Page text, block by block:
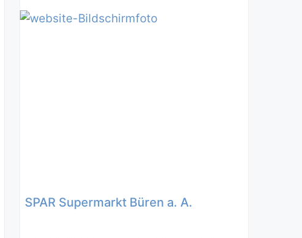
SPAR Supermarkt Büren a. A.